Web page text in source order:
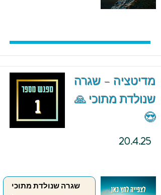
מדיטציה – שגרה
שנולדת מתוכי 🙏
😍
20.4.25
שגרה שנולדת מתוכי